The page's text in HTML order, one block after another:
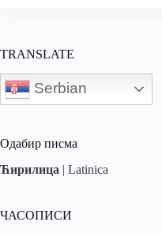
TRANSLATE
Serbian
Одабир писма
Ћирилица | Latinica
ЧАСОПИСИ